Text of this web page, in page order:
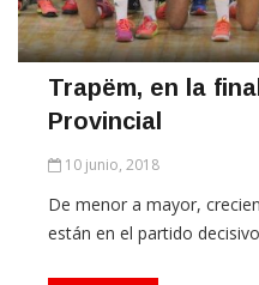
Trapëm, en la
Provincial
10 junio, 2018
De menor a mayor,
están en el partido